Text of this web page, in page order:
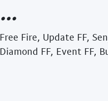
...
Free Fire, Update FF,
Diamond FF, Event FF,